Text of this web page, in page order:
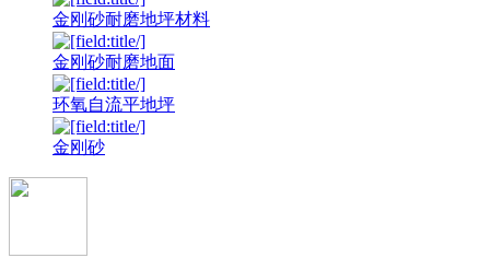
金刚砂耐磨地坪材料
金刚砂耐磨地面
环氧自流平地坪
金刚砂